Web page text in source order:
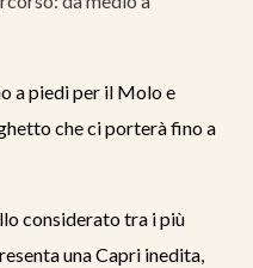
a piedi per il Molo e
che ci porterà fino a
considerato tra i più
una Capri inedita,